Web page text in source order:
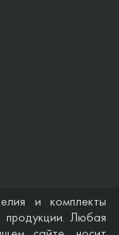
и комплекты
продукции. Любая